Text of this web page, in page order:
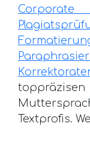
Textprofis.